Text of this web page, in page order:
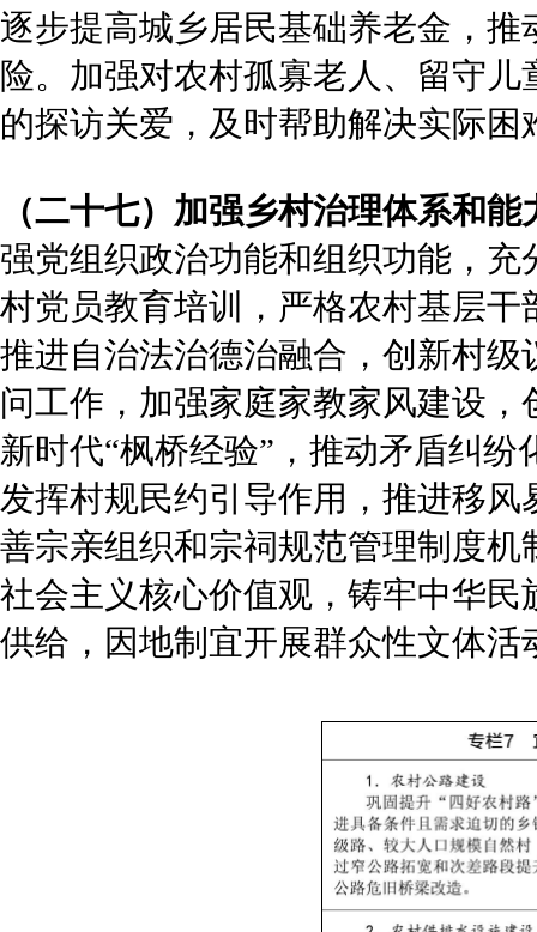
逐步提高城乡居民基础养老金，
险。加强对农村孤寡老人、留守
的探访关爱，及时帮助解决实际困
（二十七）加强乡村治理体系和能
强党组织政治功能和组织功能，
村党员教育培训，严格农村基层
推进自治法治德治融合，创新村
问工作，加强家庭家教家风建设
新时代“枫桥经验”，推动矛盾纠
发挥村规民约引导作用，推进移
善宗亲组织和宗祠规范管理制度
社会主义核心价值观，铸牢中华
供给，因地制宜开展群众性文体